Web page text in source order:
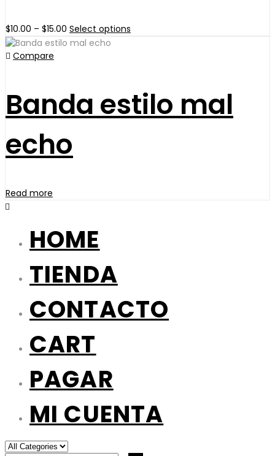
page
$10.00 – $15.00 Price
range:
Select options
The
options
may
Compare
Banda estilo mal
echo
Read more
HOME
TIENDA
CONTACTO
CART
PAGAR
MI CUENTA